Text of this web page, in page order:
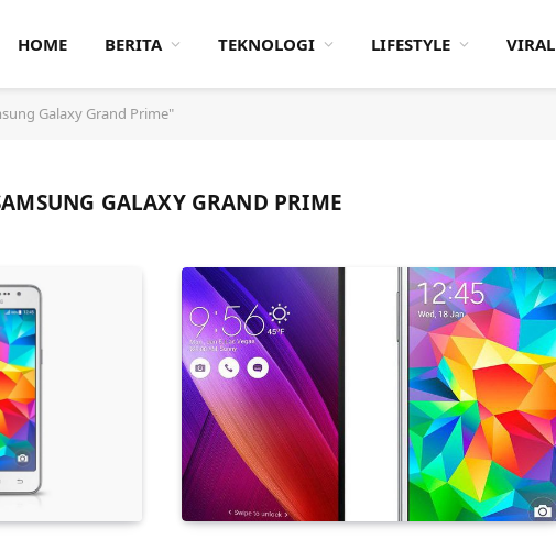
HOME BERITA TEKNOLOGI LIFESTYLE VIRAL
Galaxy Grand Prime"
GALAXY GRAND PRIME